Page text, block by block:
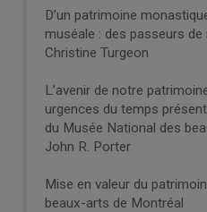
D’un patrimoine
muséale : des passeurs de
Christine Turgeon
L’avenir de notre
urgences du temps
du Musée National des
John R. Porter
Mise en valeur du
beaux-arts de Montréal